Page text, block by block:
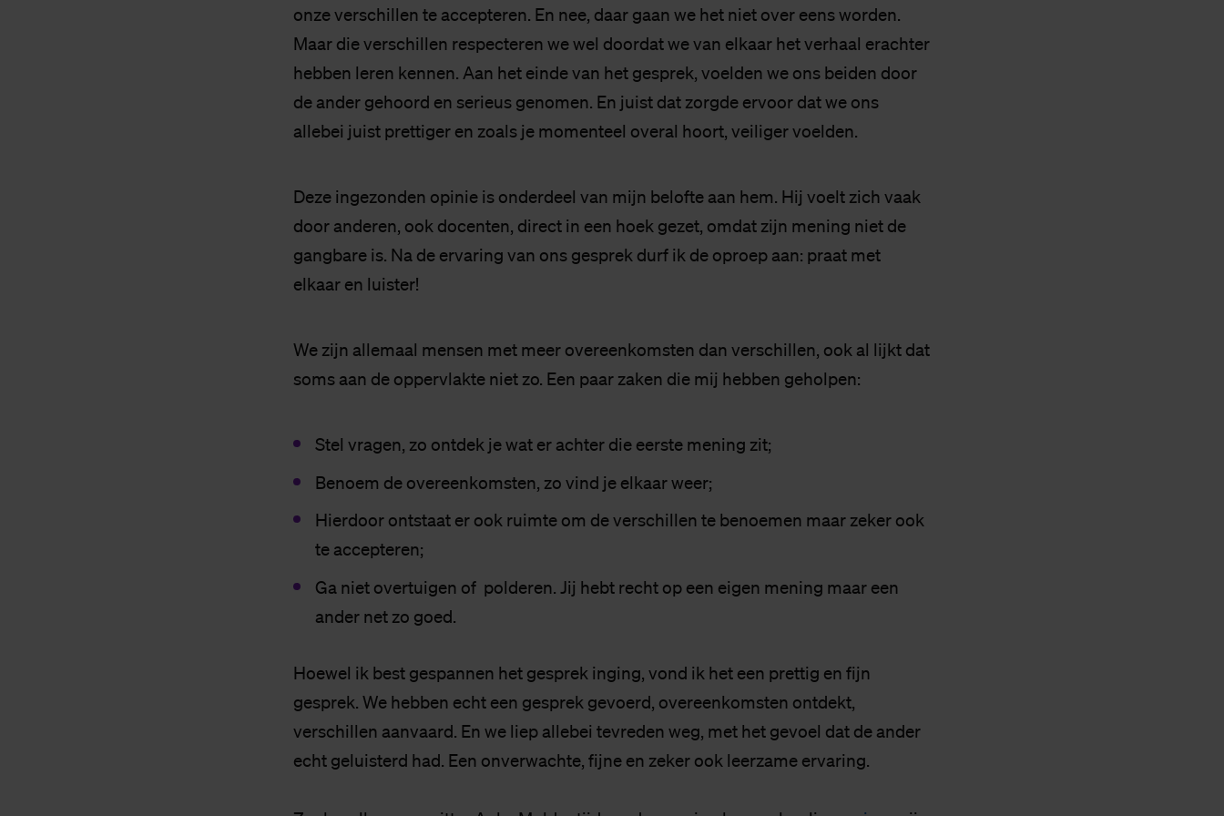
onze verschillen te accepteren. En nee, daar gaan we het niet over eens worden.
Maar die verschillen respecteren we wel doordat we van elkaar het verhaal erachter
hebben leren kennen. Aan het einde van het gesprek, voelden we ons beiden door
de ander gehoord en serieus genomen. En juist dat zorgde ervoor dat we ons
allebei juist prettiger en zoals je momenteel overal hoort, veiliger voelden.
Deze ingezonden opinie is onderdeel van mijn belofte aan hem. Hij voelt zich vaak
door anderen, ook docenten, direct in een hoek gezet, omdat zijn mening niet de
gangbare is. Na de ervaring van ons gesprek durf ik de oproep aan: praat met
elkaar en luister!
We zijn allemaal mensen met meer overeenkomsten dan verschillen, ook al lijkt dat
soms aan de oppervlakte niet zo. Een paar zaken die mij hebben geholpen:
Stel vragen, zo ontdek je wat er achter die eerste mening zit;
Benoem de overeenkomsten, zo vind je elkaar weer;
Hierdoor ontstaat er ook ruimte om de verschillen te benoemen maar zeker ook
te accepteren;
Ga niet overtuigen of polderen. Jij hebt recht op een eigen mening maar een
ander net zo goed.
Hoewel ik best gespannen het gesprek inging, vond ik het een prettig en fijn
gesprek. We hebben echt een gesprek gevoerd, overeenkomsten ontdekt,
verschillen aanvaard. En we liep allebei tevreden weg, met het gevoel dat de ander
echt geluisterd had. Een onverwachte, fijne en zeker ook leerzame ervaring.